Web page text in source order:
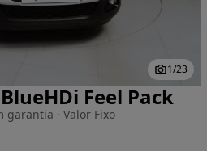
1/23
Feel Pack
garantia · Valor Fixo